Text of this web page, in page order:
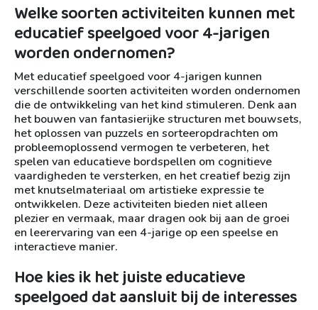
Welke soorten activiteiten kunnen met
educatief speelgoed voor 4-jarigen
worden ondernomen?
Met educatief speelgoed voor 4-jarigen kunnen
verschillende soorten activiteiten worden ondernomen
die de ontwikkeling van het kind stimuleren. Denk aan
het bouwen van fantasierijke structuren met bouwsets,
het oplossen van puzzels en sorteeropdrachten om
probleemoplossend vermogen te verbeteren, het
spelen van educatieve bordspellen om cognitieve
vaardigheden te versterken, en het creatief bezig zijn
met knutselmateriaal om artistieke expressie te
ontwikkelen. Deze activiteiten bieden niet alleen
plezier en vermaak, maar dragen ook bij aan de groei
en leerervaring van een 4-jarige op een speelse en
interactieve manier.
Hoe kies ik het juiste educatieve
speelgoed dat aansluit bij de interesses